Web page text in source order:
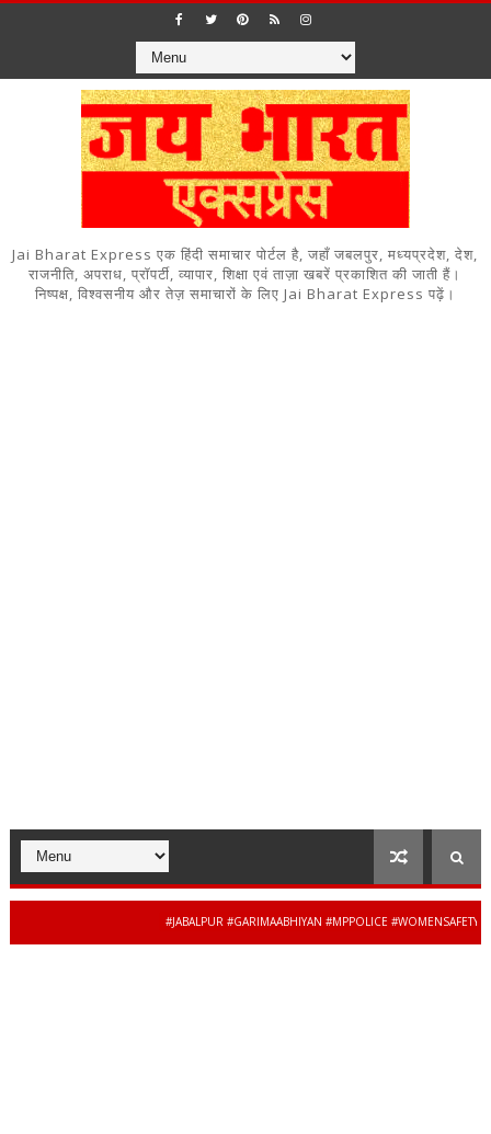
Jai Bharat Express एक हिंदी समाचार पोर्टल है, जहाँ जबलपुर, मध्यप्रदेश, देश,
राजनीति, अपराध, प्रॉपर्टी, व्यापार, शिक्षा एवं ताज़ा खबरें प्रकाशित की जाती हैं।
निष्पक्ष, विश्वसनीय और तेज़ समाचारों के लिए Jai Bharat Express पढ़ें।
#JABALPUR #GARIMAABHIYAN #MPPOLICE #WOMENSAFETY